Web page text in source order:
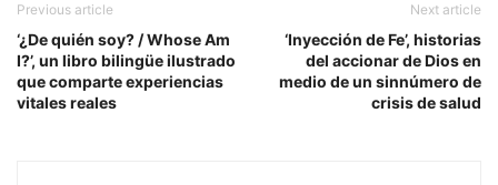
Previous article
‘¿De quién soy? / Whose Am
I?’, un libro bilingüe ilustrado
que comparte experiencias
vitales reales
Next article
‘Inyección de Fe’, historias
del accionar de Dios en
medio de un sinnúmero de
crisis de salud